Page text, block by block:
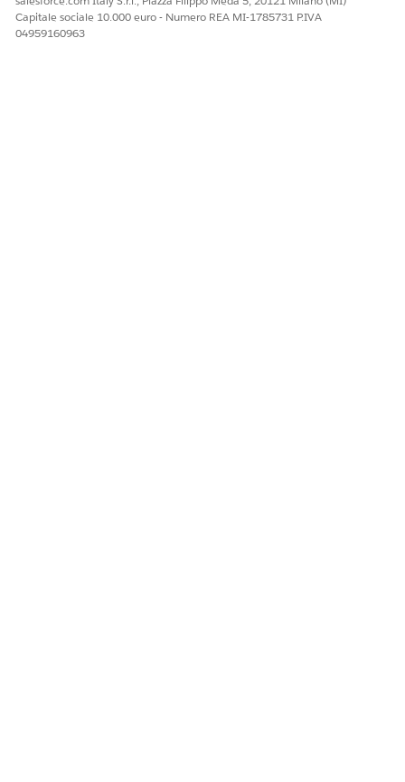
Capitale sociale 10.000 euro - Numero REA MI-1785731 P.IVA
04959160963